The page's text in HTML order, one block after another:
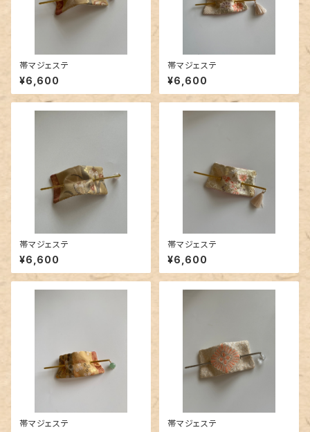
帯マジェステ
¥6,600
帯マジェステ
¥6,600
帯マジェステ
¥6,600
帯マジェステ
¥6,600
帯マジェステ 帯マジェステ